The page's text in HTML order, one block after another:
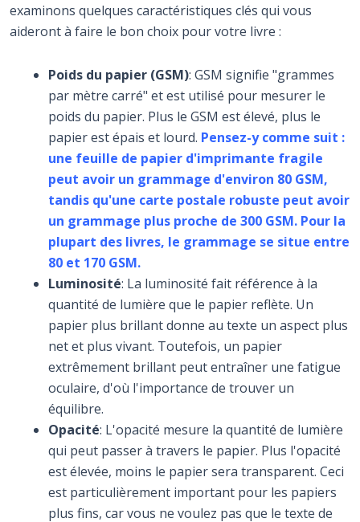
examinons quelques caractéristiques clés qui vous
aideront à faire le bon choix pour votre livre :
Poids du papier (GSM): GSM signifie "grammes
par mètre carré" et est utilisé pour mesurer le
poids du papier. Plus le GSM est élevé, plus le
papier est épais et lourd. Pensez-y comme suit :
une feuille de papier d'imprimante fragile
peut avoir un grammage d'environ 80 GSM,
tandis qu'une carte postale robuste peut avoir
un grammage plus proche de 300 GSM. Pour la
plupart des livres, le grammage se situe entre
80 et 170 GSM.
Luminosité: La luminosité fait référence à la
quantité de lumière que le papier reflète. Un
papier plus brillant donne au texte un aspect plus
net et plus vivant. Toutefois, un papier
extrêmement brillant peut entraîner une fatigue
oculaire, d'où l'importance de trouver un
équilibre.
Opacité: L'opacité mesure la quantité de lumière
qui peut passer à travers le papier. Plus l'opacité
est élevée, moins le papier sera transparent. Ceci
est particulièrement important pour les papiers
plus fins, car vous ne voulez pas que le texte de